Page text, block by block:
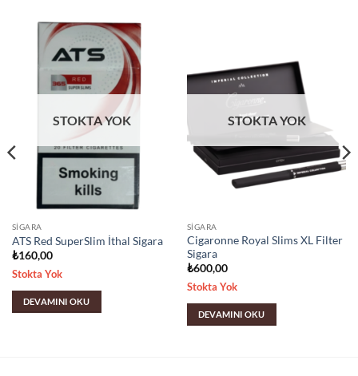
STOKTA YOK
SIGARA
ATS Red SuperSlim İthal Sigara
₺160,00
Stokta Yok
DEVAMINI OKU
STOKTA YOK
SIGARA
Cigaronne Royal Slims XL Filter
Sigara
₺600,00
Stokta Yok
DEVAMINI OKU